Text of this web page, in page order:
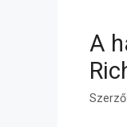
A
Szerző: